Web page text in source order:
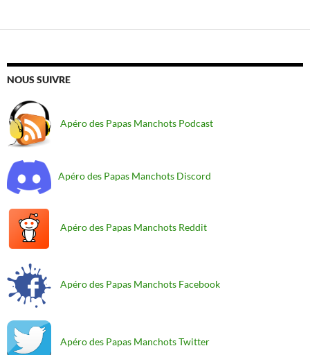
NOUS SUIVRE
Apéro des Papas Manchots Podcast
Apéro des Papas Manchots Discord
Apéro des Papas Manchots Reddit
Apéro des Papas Manchots Facebook
Apéro des Papas Manchots Twitter